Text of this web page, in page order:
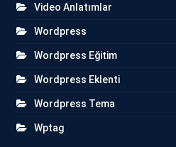
Video Anlatımlar
Wordpress
Wordpress Eğitim
Wordpress Eklenti
Wordpress Tema
Wptag